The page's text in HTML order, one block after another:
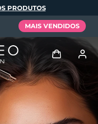
PRODUTOS
MAIS VENDIDOS
Entrar
Perfil de usuário